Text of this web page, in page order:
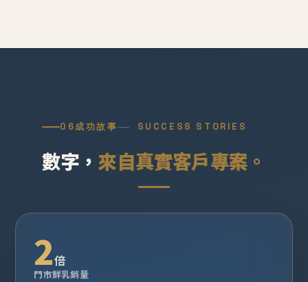
06成功故事 SUCCESS STORIES
數字， 來自真實客戶專案。
2倍
門市鮮乳銷量